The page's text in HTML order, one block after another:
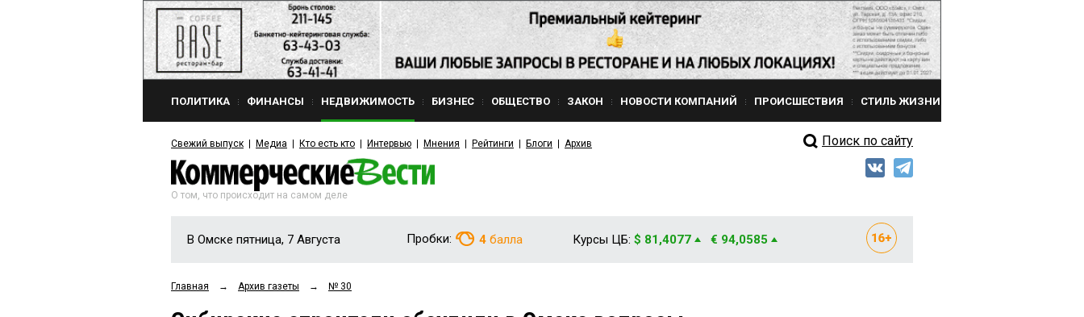
ПОЛИТИКА ФИНАНСЫ НЕДВИЖИМОСТЬ БИЗНЕС ОБЩЕСТВО ЗАКОН НОВОСТИ КОМПАНИЙ ПРОИСШЕСТВИЯ СТИЛЬ ЖИЗНИ
Свежий выпуск Медиа Кто есть кто Интервью Мнения Рейтинги Блоги Архив Поиск по сайту
О том, что происходит на самом деле
В Омске пятница, 7 Августа Пробки: 4 балла Курсы ЦБ: $ 81,4077 € 94,0585
Главная → Архив газеты → № 30